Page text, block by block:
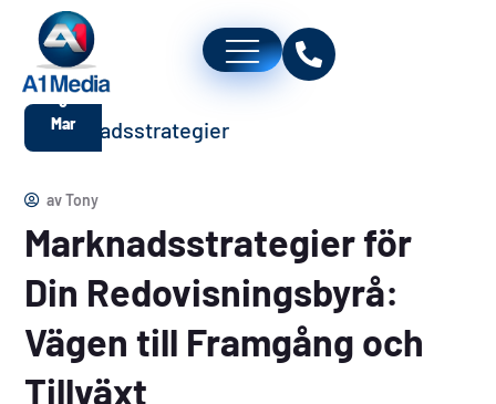
6
Mar
avTony
Marknadsstrategier för
Din Redovisningsbyrå:
Vägen till Framgång och
Tillväxt